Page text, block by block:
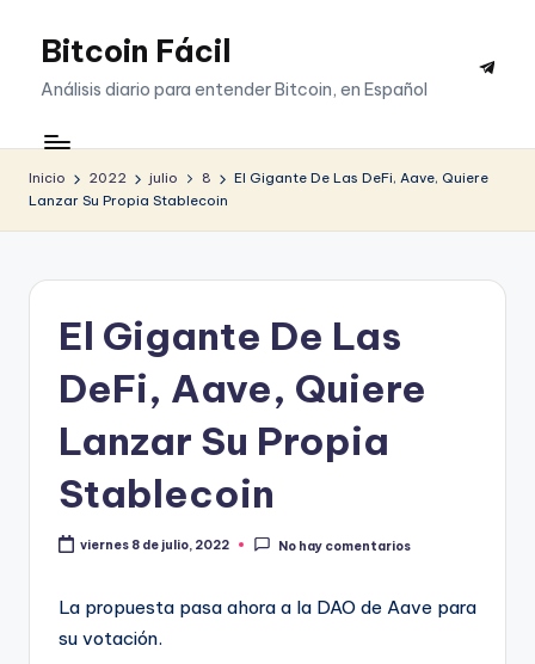
SaltarBitcoin Fácil
Análisis diario para entender Bitcoin, en Español
Inicio 2022 julio 8
El Gigante De Las DeFi, Aave, Quiere
Lanzar Su Propia Stablecoin
El Gigante De Las
DeFi, Aave, Quiere
Lanzar Su Propia
Stablecoin
viernes 8 de julio, 2022 No hay comentarios
La propuesta pasa ahora a la DAO de Aave para
su votación.